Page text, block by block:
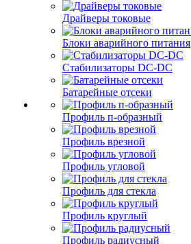
Драйверы токовые
Блоки аварийного питания
Стабилизаторы DC-DC
Батарейные отсеки
Профиль п-образный
Профиль врезной
Профиль угловой
Профиль для стекла
Профиль круглый
Профиль радиусный